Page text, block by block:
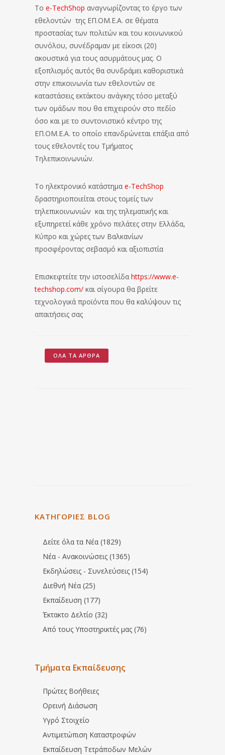
Το e-TechShop αναγνωρίζοντας το έργο των
εθελοντών της ΕΠ.ΟΜ.Ε.Α. σε θέματα
προστασίας των πολιτών και του κοινωνικού
συνόλου, συνέδραμαν με είκοσι (20)
ακουστικά για τους ασυρμάτους μας. Ο
εξοπλισμός αυτός θα συνδράμει καθοριστικά
στην επικοινωνία των εθελοντών σε
καταστάσεις εκτάκτου ανάγκης τόσο μεταξύ
των ομάδων που θα επιχειρούν στο πεδίο
όσο και με το συντονιστικό κέντρο της
ΕΠ.ΟΜ.Ε.Α. το οποίο επανδρώνεται επάξια από
τους εθελοντές του Τμήματος
Τηλεπικοινωνιών.
Το ηλεκτρονικό κατάστημα e-TechShop
δραστηριοποιείται στους τομείς των
τηλεπικοινωνιών και της τηλεματικής και
εξυπηρετεί κάθε χρόνο πελάτες στην Ελλάδα,
Κύπρο και χώρες των Βαλκανίων
προσφέροντας σεβασμό και αξιοπιστία
Επισκεφτείτε την ιστοσελίδα https://www.e-
techshop.com/ και σίγουρα θα βρείτε
τεχνολογικά προϊόντα που θα καλύψουν τις
απαιτήσεις σας
ΌΛΑ ΤΑ ΆΡΘΡΑ
ΚΑΤΗΓΟΡΙΕΣ BLOG
Δείτε όλα τα Νέα (1829)
Νέα - Ανακοινώσεις (1365)
Εκδηλώσεις - Συνελεύσεις (154)
Διεθνή Νέα (25)
Εκπαίδευση (177)
Έκτακτο Δελτίο (32)
Από τους Υποστηρικτές μας (76)
Τμήματα Εκπαίδευσης
Πρώτες Βοήθειες
Ορεινή Διάσωση
Υγρό Στοιχείο
Αντιμετώπιση Καταστροφών
Εκπαίδευση Τετράποδων Μελών